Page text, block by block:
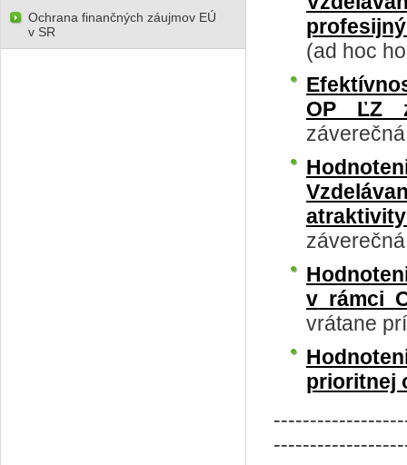
(ad hoc
OP ĽZ
v rámci
vrátane
prioritnej
Ochrana finančných záujmov EÚ
v SR